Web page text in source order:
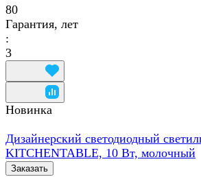
80
Гарантия, лет
:
3
Новинка
Дизайнерский светодиодный
KITCHENTABLE, 10 Вт, молочный
Заказать